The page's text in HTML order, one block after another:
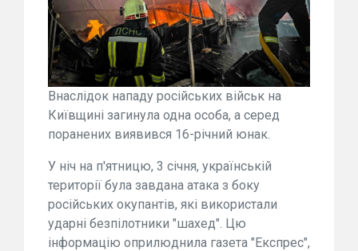
Внаслідок нападу російських військ на
Київщині загинула одна особа, а серед
поранених виявився 16-річний юнак.
У ніч на п'ятницю, 3 січня, українській
території була завдана атака з боку
російських окупантів, які використали
ударні безпілотники "шахед". Цю
інформацію оприлюднила газета "Експрес",